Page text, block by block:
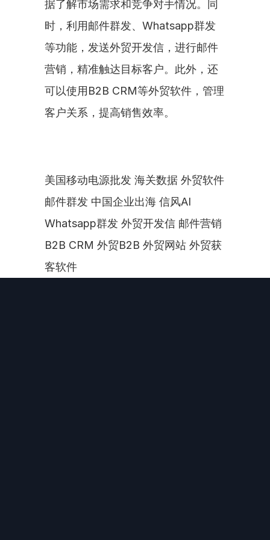
据了解市场需求和竞争对手情况。同
时，利用邮件群发、Whatsapp群发
等功能，发送外贸开发信，进行邮件
营销，精准触达目标客户。此外，还
可以使用B2B CRM等外贸软件，管理
客户关系，提高销售效率。
美国移动电源批发 海关数据 外贸软件
邮件群发 中国企业出海 信风AI
Whatsapp群发 外贸开发信 邮件营销
B2B CRM 外贸B2B 外贸网站 外贸获
客软件